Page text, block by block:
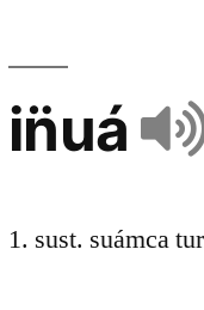
in̈uá
1. sust. suámca